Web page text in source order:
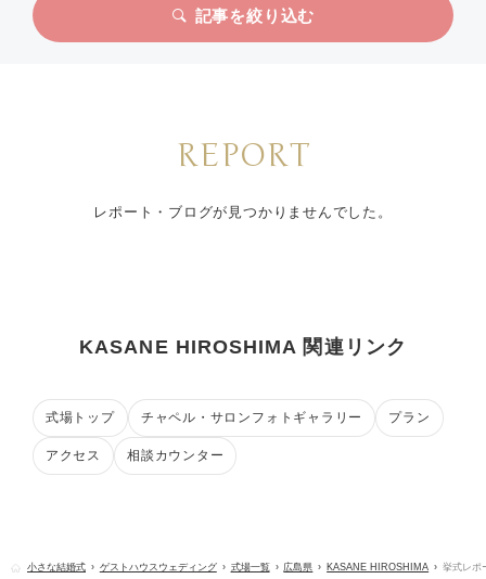
記事を絞り込む
REPORT
レポート・ブログが見つかりませんでした。
KASANE HIROSHIMA 関連リンク
式場トップ チャペル・サロンフォトギャラリー プラン
アクセス 相談カウンター
小さな結婚式 ゲストハウスウェディング 式場一覧 広島県 KASANE HIROSHIMA 挙式レポ